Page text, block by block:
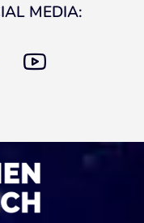
MEDIA: